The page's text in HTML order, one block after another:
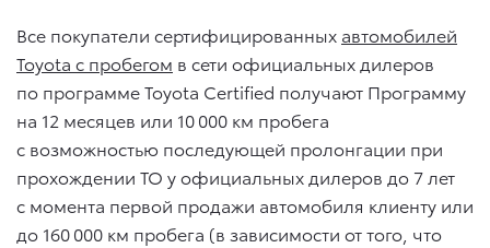
Все покупатели сертифицированных автомобилей
Toyota с пробегом в сети официальных дилеров
по программе Toyota Certified получают Программу
на 12 месяцев или 10 000 км пробега
с возможностью последующей пролонгации при
прохождении ТО у официальных дилеров до 7 лет
с момента первой продажи автомобиля клиенту или
до 160 000 км пробега (в зависимости от того, что